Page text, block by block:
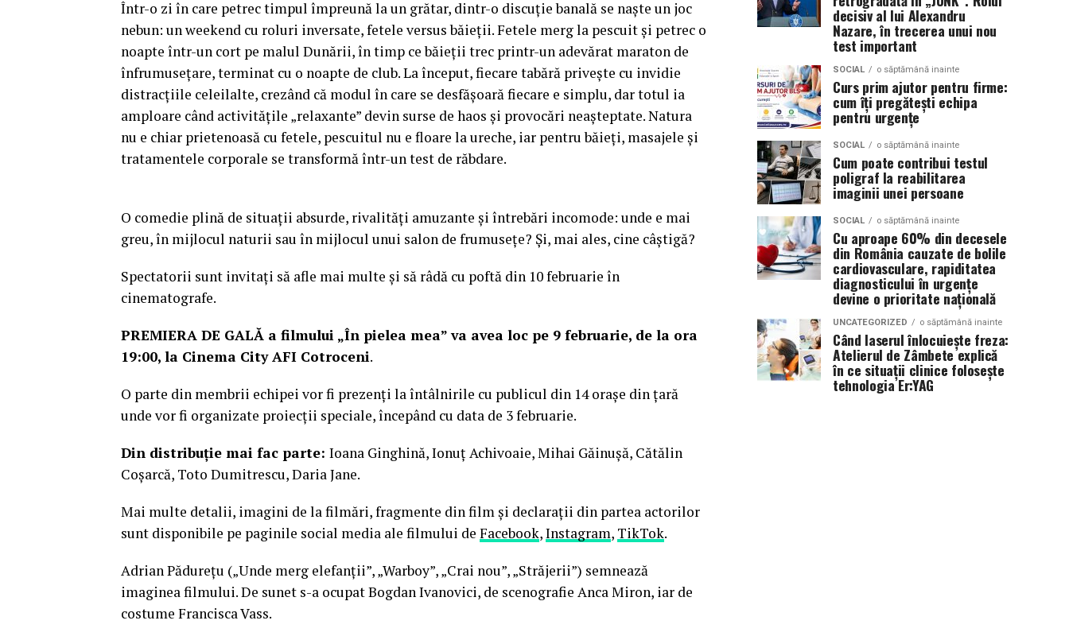
Într-o zi în care petrec timpul împreună la un grătar, dintr-o discuție banală se naște un joc
nebun: un weekend cu roluri inversate, fetele versus băieții. Fetele merg la pescuit și petrec o
noapte într-un cort pe malul Dunării, în timp ce băieții trec printr-un adevărat maraton de
înfrumusețare, terminat cu o noapte de club. La început, fiecare tabără privește cu invidie
distracțiile celeilalte, crezând că modul în care se desfășoară fiecare e simplu, dar totul ia
amploare când activitățile „relaxante” devin surse de haos și provocări neașteptate. Natura
nu e chiar prietenoasă cu fetele, pescuitul nu e floare la ureche, iar pentru băieți, masajele și
tratamentele corporale se transformă într-un test de răbdare.
O comedie plină de situații absurde, rivalități amuzante și întrebări incomode: unde e mai
greu, în mijlocul naturii sau în mijlocul unui salon de frumusețe? Și, mai ales, cine câștigă?
Spectatorii sunt invitați să afle mai multe și să râdă cu poftă din 10 februarie în
cinematografe.
PREMIERA DE GALĂ a filmului „În pielea mea” va avea loc pe 9 februarie, de la ora
19:00, la Cinema City AFI Cotroceni.
O parte din membrii echipei vor fi prezenți la întâlnirile cu publicul din 14 orașe din țară
unde vor fi organizate proiecții speciale, începând cu data de 3 februarie.
Din distribuție mai fac parte: Ioana Ginghină, Ionuț Achivoaie, Mihai Găinușă, Cătălin
Coșarcă, Toto Dumitrescu, Daria Jane.
Mai multe detalii, imagini de la filmări, fragmente din film și declarații din partea actorilor
sunt disponibile pe paginile social media ale filmului de Facebook,Instagram, TikTok.
Adrian Pădurețu („Unde merg elefanții”, „Warboy”, „Crai nou”, „Străjerii”) semnează
imaginea filmului. De sunet s-a ocupat Bogdan Ivanovici, de scenografie Anca Miron, iar de
costume Francisca Vass.
decisiv al lui Alexandru
Nazare, în trecerea unui nou
test important
SOCIAL o săptămână inainte
Curs prim ajutor pentru firme:
cum îți pregătești echipa
pentru urgențe
SOCIAL o săptămână inainte
Cum poate contribui testul
poligraf la reabilitarea
imaginii unei persoane
SOCIAL o săptămână inainte
Cu aproape 60% din decesele
din România cauzate de bolile
cardiovasculare, rapiditatea
diagnosticului în urgențe
devine o prioritate națională
UNCATEGORIZED o săptămână inainte
Când laserul înlocuiește freza:
Atelierul de Zâmbete explică
în ce situații clinice folosește
tehnologia Er:YAG